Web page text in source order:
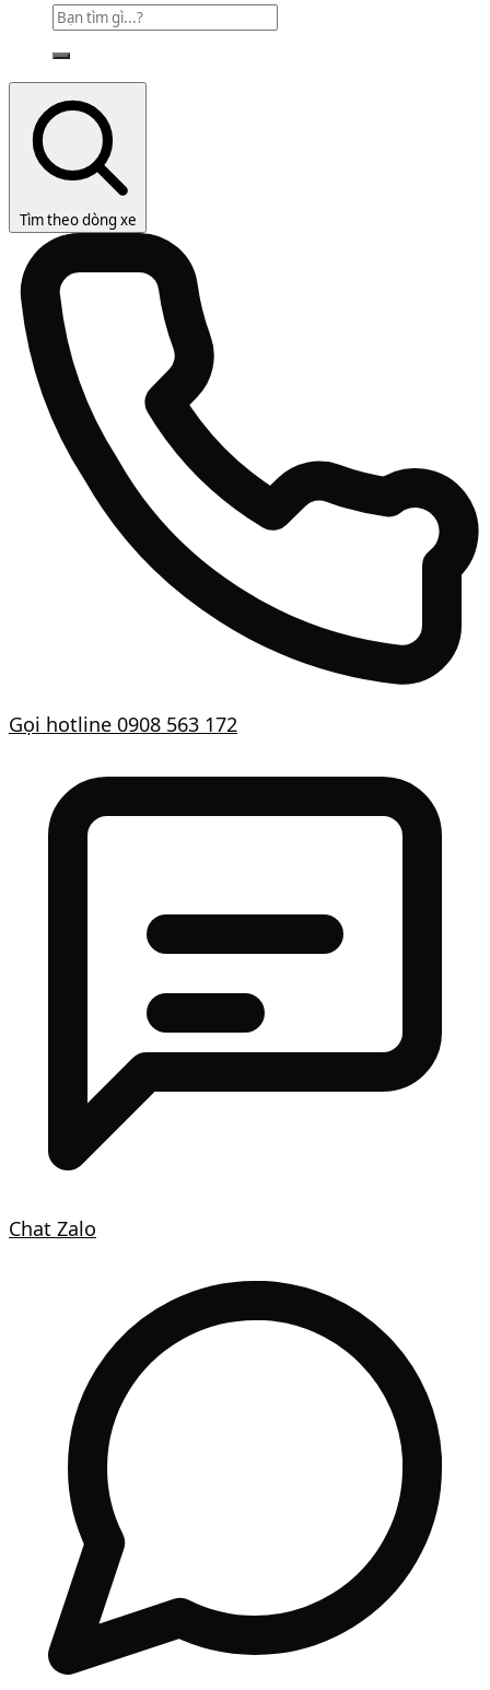
Tìm theo dòng xe
Gọi hotline 0908 563 172
Chat Zalo